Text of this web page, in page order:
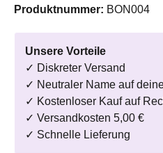
Produktnummer: BON004
Unsere Vorteile
✓ Diskreter Versand
✓ Neutraler Name auf
✓ Kostenloser Kauf auf
✓ Versandkosten 5,00 €
✓ Schnelle Lieferung